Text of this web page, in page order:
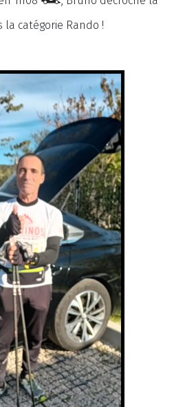
catégorie Rando !